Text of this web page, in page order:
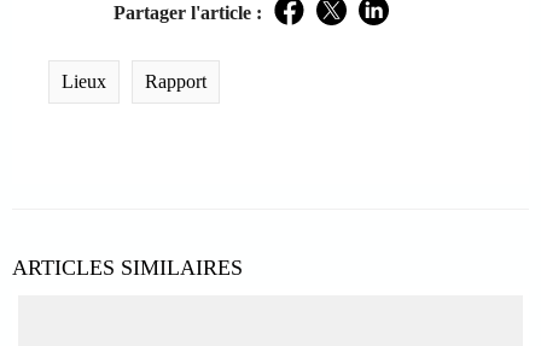
Partager l'article : Facebook
TwitterLinkedIn
Lieux Rapport
ARTICLES SIMILAIRES